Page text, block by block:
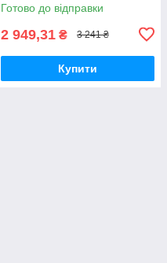
Готово до відправки
2 949,31 ₴ 3 241 ₴
Купити